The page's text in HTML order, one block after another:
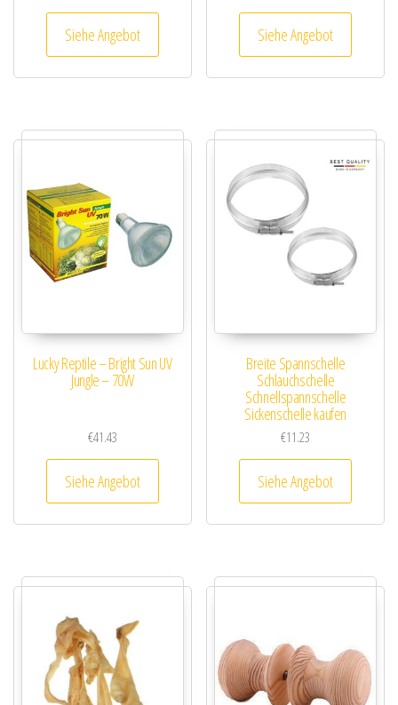
Siehe Angebot Siehe Angebot
Lucky Reptile – Bright Sun UV
Jungle – 70W
€41.43
Siehe Angebot
Breite Spannschelle
Schlauchschelle
Schnellspannschelle
Sickenschelle kaufen
€11.23
Siehe Angebot